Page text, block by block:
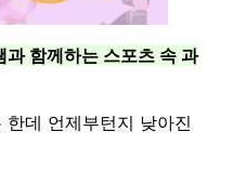
과 함께하는 스포츠 속 과
데 언제부턴지 낮아진